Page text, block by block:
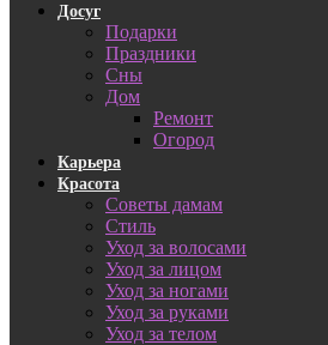
Досуг
Подарки
Праздники
Сны
Дом
Ремонт
Огород
Карьера
Красота
Советы дамам
Стиль
Уход за волосами
Уход за лицом
Уход за ногами
Уход за руками
Уход за телом